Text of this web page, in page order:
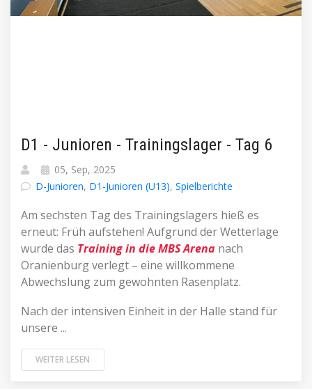
D1 - Junioren - Trainingslager - Tag 6
05, Sep, 2025
D-Junioren, D1-Junioren (U13), Spielberichte
Am sechsten Tag des Trainingslagers hieß es
erneut: Früh aufstehen! Aufgrund der Wetterlage
wurde das Training in die MBS Arena nach
Oranienburg verlegt – eine willkommene
Abwechslung zum gewohnten Rasenplatz.
Nach der intensiven Einheit in der Halle stand für
unsere ...
WEITER LESEN